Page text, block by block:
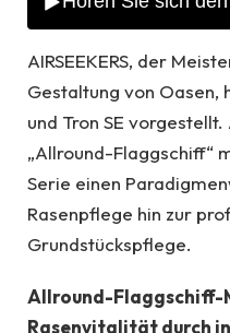
AIRSEEKERS, der
Gestaltung von Oasen,
und Tron SE
„Allround-Flaggschiff“
Serie einen
Rasenpflege hin zur
Grundstückspflege.
Allround-Flaggschiff-
Rasenvitalität durch